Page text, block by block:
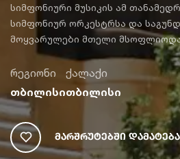
სიმფონიური მუსიკის ამ
სიმფონიურ ორკესტრსა და
მოყვარულები მთელი
რეგიონი
თბილისი
ქალაქი
თბილისი
Მარშრუტებში Დამატება